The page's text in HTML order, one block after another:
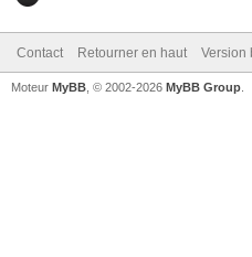
Contact Retourner en haut Version
Moteur MyBB , © 2002-2026 MyBB Group